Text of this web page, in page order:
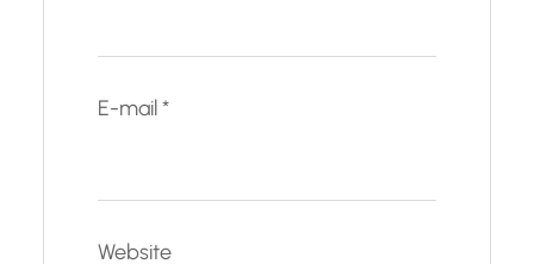
E-mail*
Website